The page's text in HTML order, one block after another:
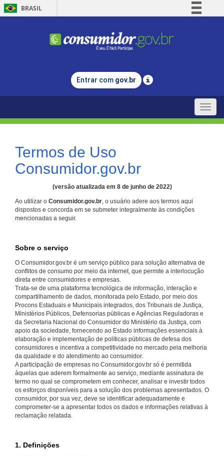
BRASIL
Comunica BR
Legislação
Entrar com gov.br
Toggle
Termos de Uso
Consumidor.gov.br
(versão atualizada em 8 de junho de 2022)
Ao utilizar o Consumidor.gov.br, o usuário adere aos termos aqui
dispostos e concorda em se submeter integralmente às condições
mencionadas a seguir.
Sobre o serviço
O Consumidor.gov.br é um serviço público para solução alternativa de
conflitos de consumo por meio da internet, que permite a interlocução
direta entre consumidores e empresas.
Trata-se de uma plataforma tecnológica de informação, interação e
compartilhamento de dados, monitorada pelo Estado, por meio dos
Procons Estaduais e Municipais integrados, dos Tribunais de Justiça,
Ministérios Públicos, Defensorias públicas e Agências Reguladoras e
da Secretaria Nacional do Consumidor do Ministério da Justiça, com
apoio da sociedade, fornecendo ao Estado informações essenciais à
elaboração e implementação de políticas públicas de defesa dos
consumidores e incentiva a competitividade no mercado pela melhoria
da qualidade e do atendimento ao consumidor.
A participação de empresas no Consumidor.gov.br só é permitida
àquelas que aderem formalmente ao serviço, mediante assinatura de
termo no qual se comprometem em conhecer, analisar e investir todos
os esforços disponíveis para a solução dos problemas apresentados. O
consumidor, por sua vez, deve se identificar adequadamente e
comprometer-se a apresentar todos os dados e informações relativas à
reclamação relatada.
1. Definições